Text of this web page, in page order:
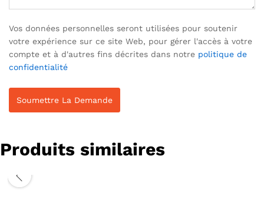
Vos données personnelles seront utilisées pour soutenir
votre expérience sur ce site Web, pour gérer l'accès à votre
compte et à d'autres fins décrites dans notre politique de
confidentialité
Produits similaires